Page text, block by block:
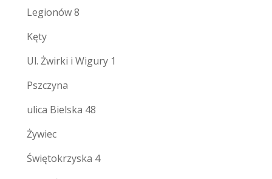
Legionów 8
Kęty
Ul. Żwirki i Wigury 1
Pszczyna
ulica Bielska 48
Żywiec
Świętokrzyska 4